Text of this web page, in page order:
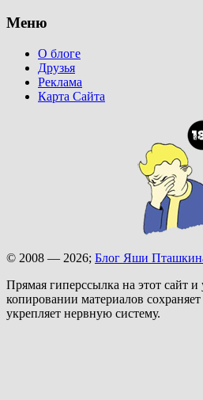
Меню
О блоге
Друзья
Реклама
Карта Сайта
© 2008 — 2026; Блог Яши
Прямая гиперссылка на этот сайт и
копировании материалов
укрепляет нервную систему.